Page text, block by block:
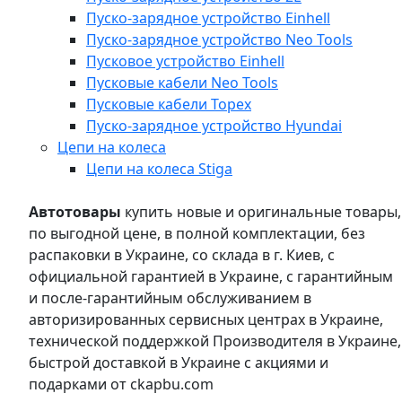
Пуско-зарядное устройство Einhell
Пуско-зарядное устройство Neo Tools
Пусковое устройство Einhell
Пусковые кабели Neo Tools
Пусковые кабели Topex
Пуско-зарядное устройство Hyundai
Цепи на колеса
Цепи на колеса Stiga
Автотовары купить новые и оригинальные товары,
по выгодной цене, в полной комплектации, без
распаковки в Украине, со склада в г. Киев, с
официальной гарантией в Украине, с гарантийным
и после-гарантийным обслуживанием в
авторизированных сервисных центрах в Украине,
технической поддержкой Производителя в Украине,
быстрой доставкой в Украине с акциями и
подарками от ckapbu.com